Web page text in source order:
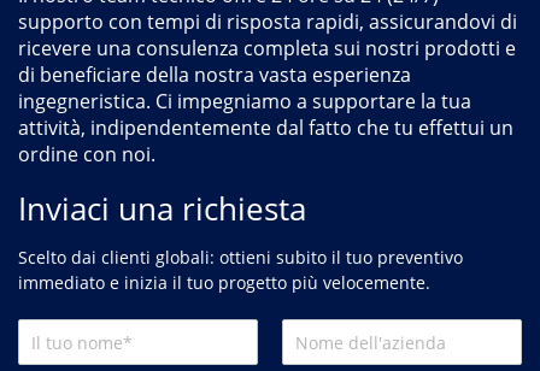
supporto con tempi di risposta rapidi, assicurandovi di
ricevere una consulenza completa sui nostri prodotti e
di beneficiare della nostra vasta esperienza
ingegneristica. Ci impegniamo a supportare la tua
attività, indipendentemente dal fatto che tu effettui un
ordine con noi.
Inviaci una richiesta
Scelto dai clienti globali: ottieni subito il tuo preventivo
immediato e inizia il tuo progetto più velocemente.